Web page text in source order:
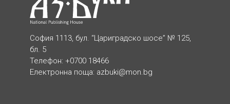
София 1113, бул. “Цариградско шосе” № 125,
бл. 5
Телефон: +0700 18466
Електронна поща: azbuki@mon.bg